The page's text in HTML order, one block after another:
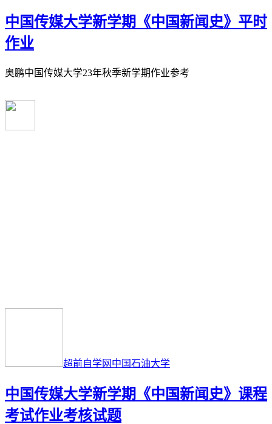
中国传媒大学新学期《中国新闻史》平时
作业
奥鹏中国传媒大学23年秋季新学期作业参考
超前自学网 中国石油大学
中国传媒大学新学期《中国新闻史》课程
考试作业考核试题